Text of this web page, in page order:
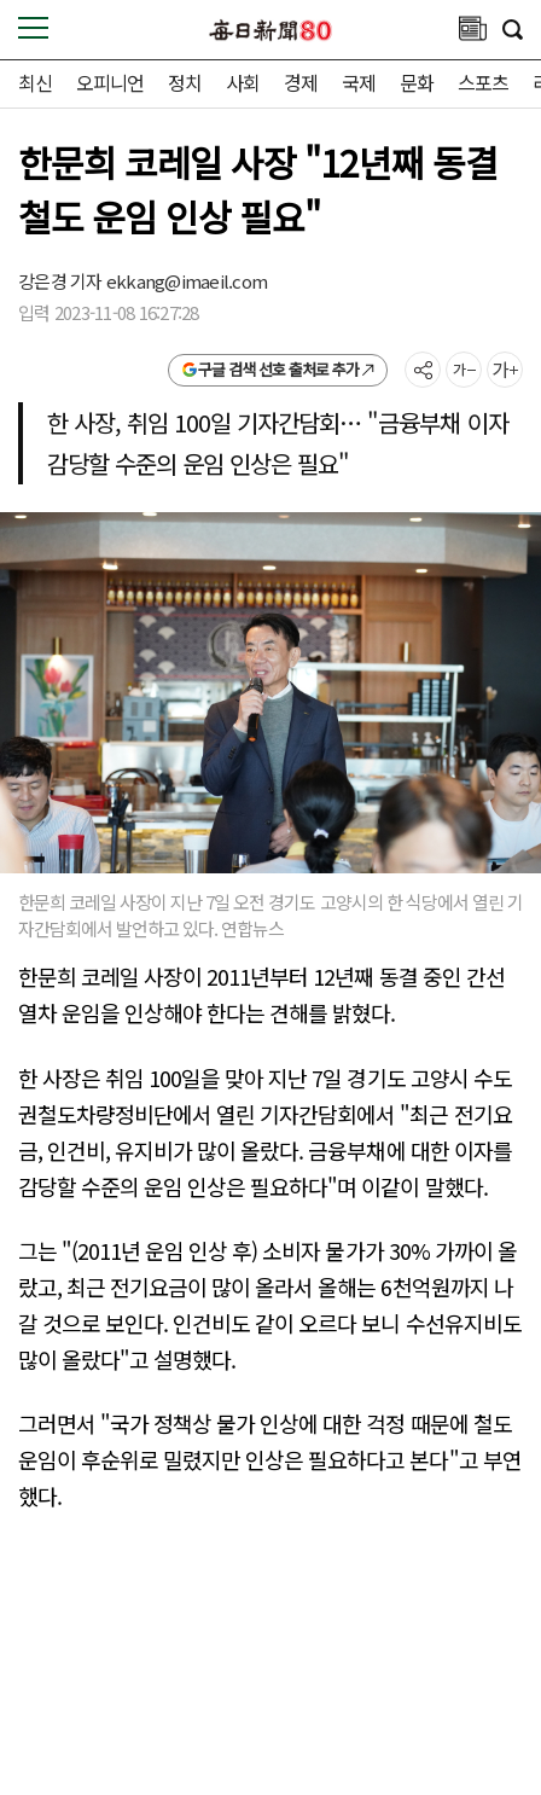
최신 오피니언 정치 사회 경제 국제 문화 스포츠
한문희 코레일 사장 "12년째 동결
철도 운임 인상 필요"
강은경 기자ekkang@imaeil.com
입력 2023-11-08 16:27:28
구글 검색 선호 출처로 추가
한 사장, 취임 100일 기자간담회… "금융부채 이자
감당할 수준의 운임 인상은 필요"
한문희 코레일 사장이 지난 7일 오전 경기도 고양시의 한 식당에서 열린 기
자간담회에서 발언하고 있다. 연합뉴스
한문희 코레일 사장이 2011년부터 12년째 동결 중인 간선
열차 운임을 인상해야 한다는 견해를 밝혔다.
한 사장은 취임 100일을 맞아 지난 7일 경기도 고양시 수도
권철도차량정비단에서 열린 기자간담회에서 "최근 전기요
금, 인건비, 유지비가 많이 올랐다. 금융부채에 대한 이자를
감당할 수준의 운임 인상은 필요하다"며 이같이 말했다.
그는 "(2011년 운임 인상 후) 소비자 물가가 30% 가까이 올
랐고, 최근 전기요금이 많이 올라서 올해는 6천억원까지 나
갈 것으로 보인다. 인건비도 같이 오르다 보니 수선유지비도
많이 올랐다"고 설명했다.
그러면서 "국가 정책상 물가 인상에 대한 걱정 때문에 철도
운임이 후순위로 밀렸지만 인상은 필요하다고 본다"고 부연
했다.